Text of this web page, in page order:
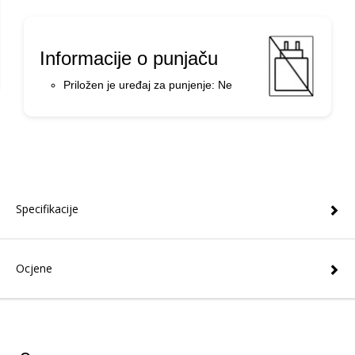
Informacije o punjaču
Priložen je uređaj za punjenje: Ne
Specifikacije
Ocjene